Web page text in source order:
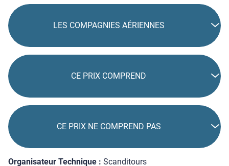
LES COMPAGNIES AÉRIENNES
CE PRIX COMPREND
CE PRIX NE COMPREND PAS
Organisateur Technique : Scanditours